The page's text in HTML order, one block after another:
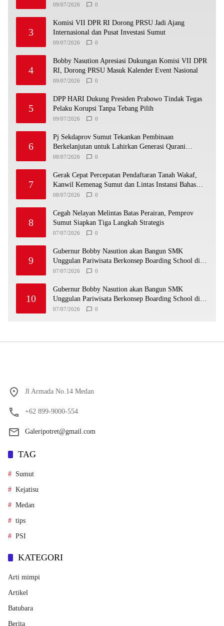
09/07/2026 0
3
Komisi VII DPR RI Dorong PRSU Jadi Ajang
Internasional dan Pusat Investasi Sumut
09/07/2026 0
4
Bobby Nasution Apresiasi Dukungan Komisi VII DPR
RI, Dorong PRSU Masuk Kalender Event Nasional
09/07/2026 0
5
DPP HARI Dukung Presiden Prabowo Tindak Tegas
Pelaku Korupsi Tanpa Tebang Pilih
09/07/2026 0
6
Pj Sekdaprov Sumut Tekankan Pembinaan
Berkelanjutan untuk Lahirkan Generasi Qurani
Berkarakter
08/07/2026 0
7
Gerak Cepat Percepatan Pendaftaran Tanah Wakaf,
Kanwil Kemenag Sumut dan Lintas Instansi Bahas
Draf MoU
08/07/2026 0
8
Cegah Nelayan Melintas Batas Perairan, Pemprov
Sumut Siapkan Tiga Langkah Strategis
07/07/2026 0
9
Gubernur Bobby Nasution akan Bangun SMK
Unggulan Pariwisata Berkonsep Boarding School di
Samosir
07/07/2026 0
10
Gubernur Bobby Nasution akan Bangun SMK
Unggulan Pariwisata Berkonsep Boarding School di
Samosir
07/07/2026 0
Jl Armada No.14 Medan
+62 899-9000-554
Galeripotret@gmail.com
TAG
Sumut
Kejatisu
Medan
tips
PSI
KATEGORI
Arti mimpi
Artikel
Batubara
Berita